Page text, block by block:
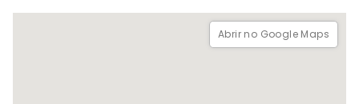
Abrir no Google Maps